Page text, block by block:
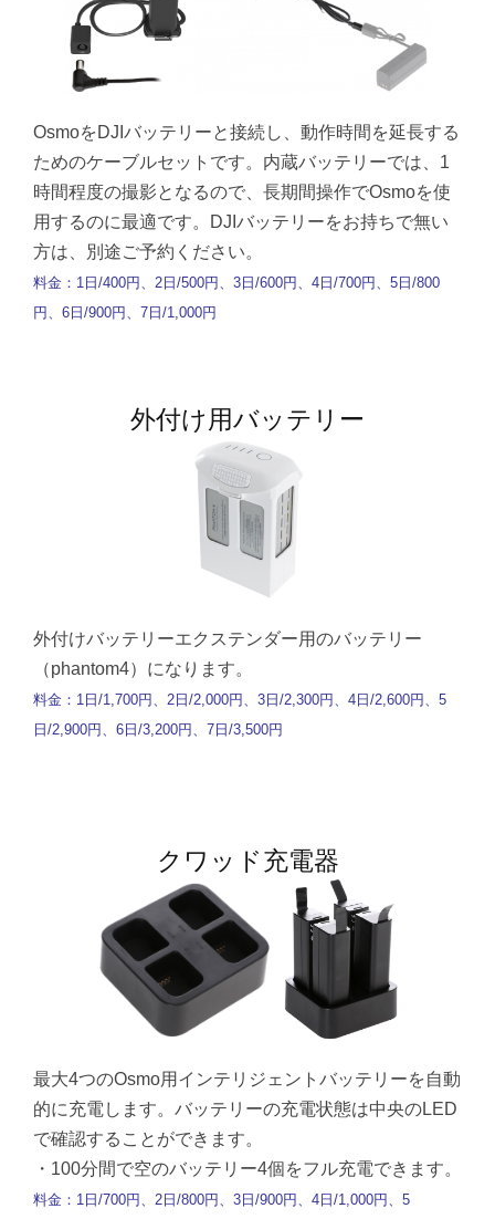
OsmoをDJIバッテリーと接続し、動作時間を延長する
ためのケーブルセットです。内蔵バッテリーでは、1
時間程度の撮影となるので、長期間操作でOsmoを使
用するのに最適です。DJIバッテリーをお持ちで無い
方は、別途ご予約ください。
料金：1日/400円、2日/500円、3日/600円、4日/700円、5日/800
円、6日/900円、7日/1,000円
外付け用バッテリー
外付けバッテリーエクステンダー用のバッテリー
（phantom4）になります。
料金：1日/1,700円、2日/2,000円、3日/2,300円、4日/2,600円、5
日/2,900円、6日/3,200円、7日/3,500円
クワッド充電器
最大4つのOsmo用インテリジェントバッテリーを自動
的に充電します。バッテリーの充電状態は中央のLED
で確認することができます。
・100分間で空のバッテリー4個をフル充電できます。
料金：1日/700円、2日/800円、3日/900円、4日/1,000円、5